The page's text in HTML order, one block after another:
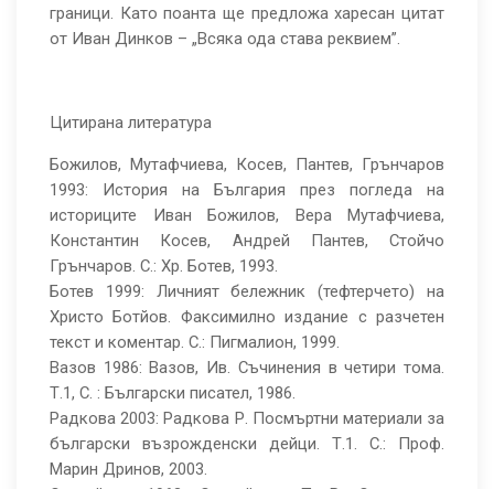
граници. Като поанта ще предложа харесан цитат
от Иван Динков – „Всяка ода става реквием”.
Цитирана литература
Божилов, Мутафчиева, Косев, Пантев, Грънчаров
1993: История на България през погледа на
историците Иван Божилов, Вера Мутафчиева,
Константин Косев, Андрей Пантев, Стойчо
Грънчаров. С.: Хр. Ботев, 1993.
Ботев 1999: Личният бележник (тефтерчето) на
Христо Ботйов. Факсимилно издание с разчетен
текст и коментар. С.: Пигмалион, 1999.
Вазов 1986: Вазов, Ив. Съчинения в четири тома.
Т.1, С. : Български писател, 1986.
Радкова 2003: Радкова Р. Посмъртни материали за
български възрожденски дейци. Т.1. С.: Проф.
Марин Дринов, 2003.